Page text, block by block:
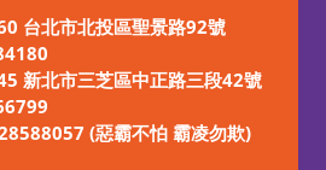
台北市北投區聖景路92號
新北市三芝區中正路三段42號
(惡霸不怕 霸凌勿欺)